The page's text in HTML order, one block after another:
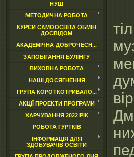
НУШ
МЕТОДИЧНА РОБОТА
КУРСИ САМООСВІТА ОБМІН
ДОСВІДОМ
АКАДЕМІЧНА ДОБРОЧЕСН...
ЗАПОБІГАННЯ БУЛІНГУ
ВИХОВНА РОБОТА
НАШІ ДОСЯГНЕННЯ
ГРУПА КОРОТКОТРИВАЛО...
АКЦІЇ ПРОЕКТИ ПРОГРАМИ
ХАРЧУВАННЯ 2022 РІК
РОБОТА ГУРТКІВ
ІНФОРМАЦІЯ ДЛЯ
ЗДОБУВАЧІВ ОСВІТИ
У